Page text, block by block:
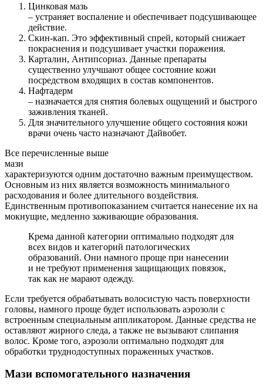
Цинковая мазь
– устраняет воспаление и обеспечивает подсушивающее
действие.
Скин-кап. Это эффективный спрей, который снижает
покраснения и подсушивает участки поражения.
Карталин, Антипсориаз. Данные препараты
существенно улучшают общее состояние кожи
посредством входящих в состав компонентов.
Нафтадерм
– назначается для снятия болевых ощущений и быстрого
заживления тканей.
Для значительного улучшение общего состояния кожи
врачи очень часто назначают Дайвобет.
Все перечисленные выше
мази
характеризуются одним достаточно важным преимуществом.
Основным из них является возможность минимального
расходования и более длительного воздействия.
Единственным противопоказанием считается нанесение их на
мокнущие, медленно заживающие образования.
Крема данной категории оптимально подходят для
всех видов и категорий патологических
образований. Они намного проще при нанесении
и не требуют применения защищающих повязок,
так как не марают одежду.
Если требуется обрабатывать волосистую часть поверхности
головы, намного проще будет использовать аэрозоли с
встроенным специальным аппликатором. Данные средства не
оставляют жирного следа, а также не вызывают слипания
волос. Кроме того, аэрозоли оптимально подходят для
обработки труднодоступных пораженных участков.
Мази вспомогательного назначения